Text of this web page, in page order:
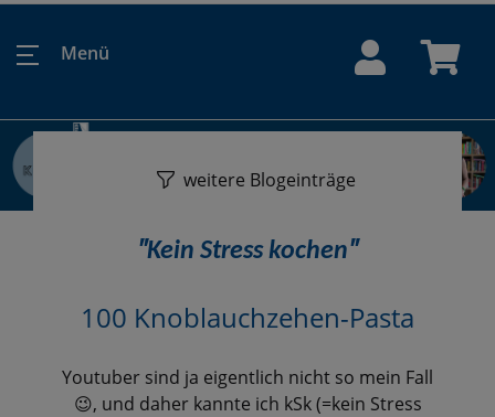
Menü
weitere Blogeinträge
"Kein Stress kochen"
100 Knoblauchzehen-Pasta
Youtuber sind ja eigentlich nicht so mein Fall
😉, und daher kannte ich kSk (=kein Stress